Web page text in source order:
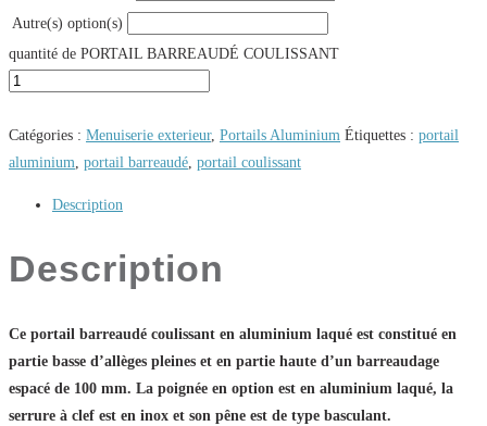
Autre(s) option(s)
quantité de PORTAIL BARREAUDÉ COULISSANT
Catégories : Menuiserie exterieur, Portails Aluminium Étiquettes : portail
aluminium, portail barreaudé, portail coulissant
Description
Description
Ce portail barreaudé coulissant en aluminium laqué est constitué en
partie basse d’allèges pleines et en partie haute d’un barreaudage
espacé de 100 mm. La poignée en option est en aluminium laqué, la
serrure à clef est en inox et son pêne est de type basculant.